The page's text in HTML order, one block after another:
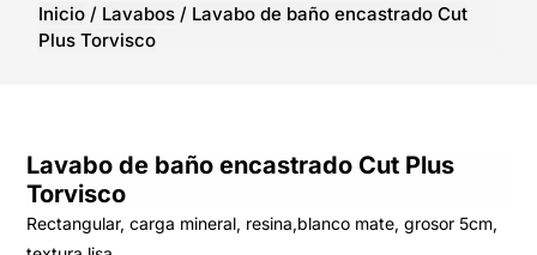
Inicio / Lavabos / Lavabo de baño encastrado Cut
Plus Torvisco
Lavabo de baño encastrado Cut Plus
Torvisco
Rectangular, carga mineral, resina,blanco mate, grosor 5cm,